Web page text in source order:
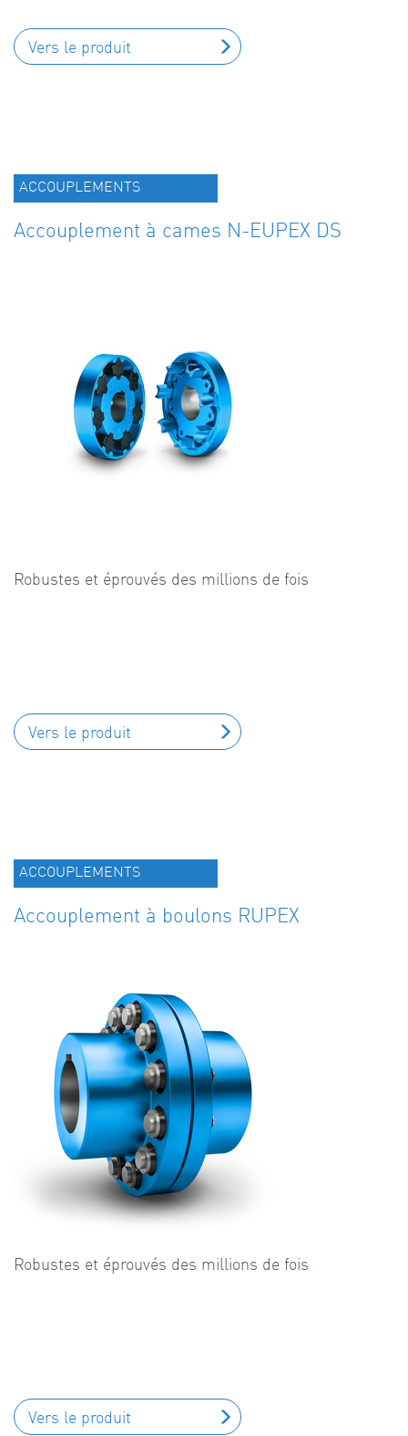
Vers le produit
ACCOUPLEMENTS
Accouplement à cames N-EUPEX DS
Robustes et éprouvés des millions de fois
Vers le produit
ACCOUPLEMENTS
Accouplement à boulons RUPEX
Robustes et éprouvés des millions de fois
Vers le produit